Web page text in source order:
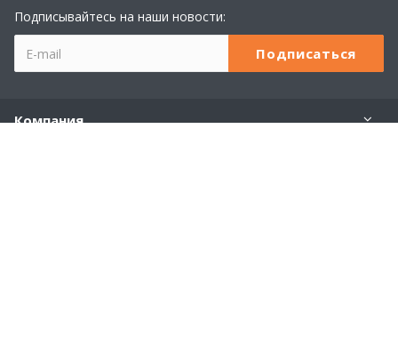
Подписывайтесь на наши новости:
Компания